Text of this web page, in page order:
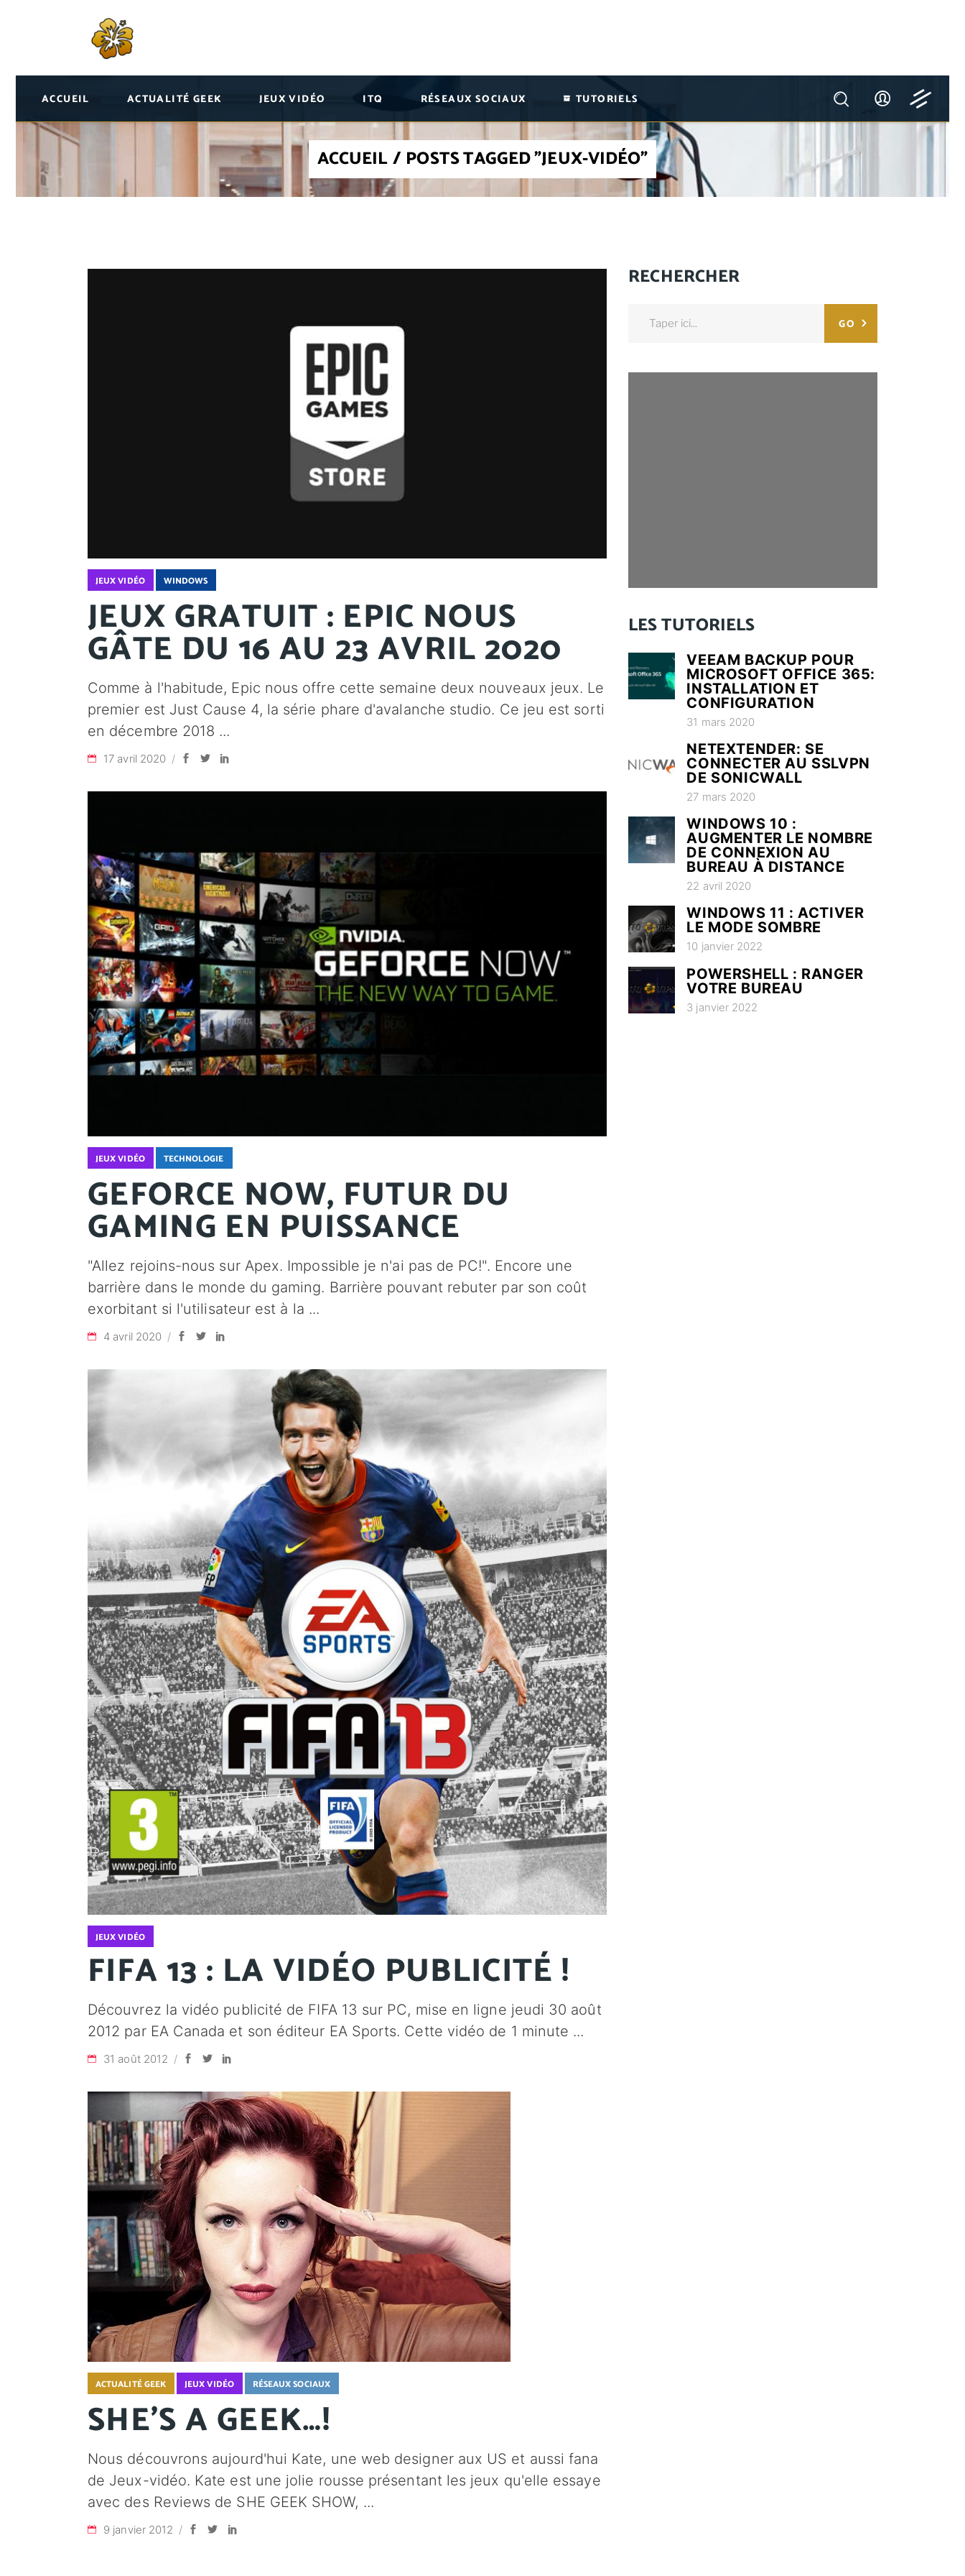
ACCUEIL ACTUALITÉ GEEK JEUX VIDÉO ITQ RÉSEAUX SOCIAUX TUTORIELS
ACCUEIL / POSTS TAGGED "JEUX-VIDÉO"
JEUX VIDÉO WINDOWS
JEUX GRATUIT : EPIC NOUS
GÂTE DU 16 AU 23 AVRIL 2020
Comme à l'habitude, Epic nous offre cette semaine deux nouveaux jeux. Le
premier est Just Cause 4, la série phare d'avalanche studio. Ce jeu est sorti
en décembre 2018
17 avril 2020
JEUX VIDÉO TECHNOLOGIE
GEFORCE NOW, FUTUR DU
GAMING EN PUISSANCE
"Allez rejoins-nous sur Apex. Impossible je n'ai pas de PC!". Encore une
barrière dans le monde du gaming. Barrière pouvant rebuter par son coût
exorbitant si l'utilisateur est à la
4 avril 2020
JEUX VIDÉO
FIFA 13 : LA VIDÉO PUBLICITÉ !
Découvrez la vidéo publicité de FIFA 13 sur PC, mise en ligne jeudi 30 août
2012 par EA Canada et son éditeur EA Sports. Cette vidéo de 1 minute
31 août 2012
ACTUALITÉ GEEK JEUX VIDÉO RÉSEAUX SOCIAUX
SHE'S A GEEK…!
Nous découvrons aujourd'hui Kate, une web designer aux US et aussi fana
de Jeux-vidéo. Kate est une jolie rousse présentant les jeux qu'elle essaye
avec des Reviews de SHE GEEK SHOW,
9 janvier 2012
RECHERCHER
GO
LES TUTORIELS
VEEAM BACKUP POUR
MICROSOFT OFFICE 365:
INSTALLATION ET
CONFIGURATION
31 mars 2020
NETEXTENDER: SE
CONNECTER AU SSLVPN
DE SONICWALL
27 mars 2020
WINDOWS 10 :
AUGMENTER LE NOMBRE
DE CONNEXION AU
BUREAU À DISTANCE
22 avril 2020
WINDOWS 11 : ACTIVER
LE MODE SOMBRE
10 janvier 2022
POWERSHELL : RANGER
VOTRE BUREAU
3 janvier 2022